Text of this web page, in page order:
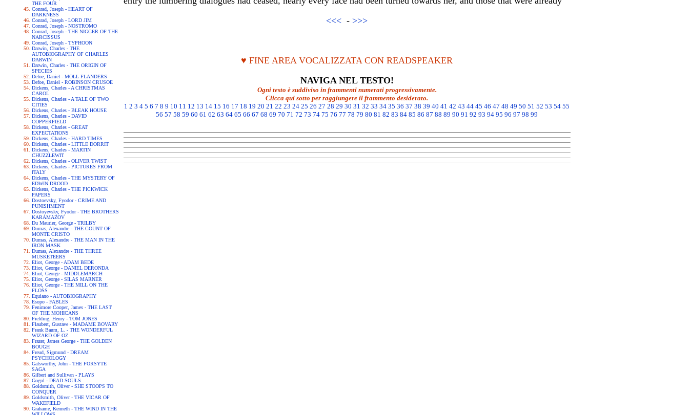
THE FOUR
Conrad, Joseph - HEART OF
DARKNESS
Conrad, Joseph - LORD JIM
Conrad, Joseph - NOSTROMO
Conrad, Joseph - THE NIGGER OF THE
NARCISSUS
Conrad, Joseph - TYPHOON
Darwin, Charles - THE
AUTOBIOGRAPHY OF CHARLES
DARWIN
Darwin, Charles - THE ORIGIN OF
SPECIES
Defoe, Daniel - MOLL FLANDERS
Defoe, Daniel - ROBINSON CRUSOE
Dickens, Charles - A CHRISTMAS
CAROL
Dickens, Charles - A TALE OF TWO
CITIES
Dickens, Charles - BLEAK HOUSE
Dickens, Charles - DAVID
COPPERFIELD
Dickens, Charles - GREAT
EXPECTATIONS
Dickens, Charles - HARD TIMES
Dickens, Charles - LITTLE DORRIT
Dickens, Charles - MARTIN
CHUZZLEWIT
Dickens, Charles - OLIVER TWIST
Dickens, Charles - PICTURES FROM
ITALY
Dickens, Charles - THE MYSTERY OF
EDWIN DROOD
Dickens, Charles - THE PICKWICK
PAPERS
Dostoevsky, Fyodor - CRIME AND
PUNISHMENT
Dostoyevsky, Fyodor - THE BROTHERS
KARAMAZOV
Du Maurier, George - TRILBY
Dumas, Alexandre - THE COUNT OF
MONTE CRISTO
Dumas, Alexandre - THE MAN IN THE
IRON MASK
Dumas, Alexandre - THE THREE
MUSKETEERS
Eliot, George - ADAM BEDE
Eliot, George - DANIEL DERONDA
Eliot, George - MIDDLEMARCH
Eliot, George - SILAS MARNER
Eliot, George - THE MILL ON THE
FLOSS
Equiano - AUTOBIOGRAPHY
Esopo - FABLES
Fenimore Cooper, James - THE LAST
OF THE MOHICANS
Fielding, Henry - TOM JONES
Flaubert, Gustave - MADAME BOVARY
Frank Baum, L. - THE WONDERFUL
WIZARD OF OZ
Frazer, James George - THE GOLDEN
BOUGH
Freud, Sigmund - DREAM
PSYCHOLOGY
Galsworthy, John - THE FORSYTE
SAGA
Gilbert and Sullivan - PLAYS
Gogol - DEAD SOULS
Goldsmith, Oliver - SHE STOOPS TO
CONQUER
Goldsmith, Oliver - THE VICAR OF
WAKEFIELD
Grahame, Kenneth - THE WIND IN THE
<<< - >>>
♥ FINE AREA VOCALIZZATA CON READSPEAKER
NAVIGA NEL TESTO!
Ogni testo è suddiviso in frammenti numerati progressivamente.
Clicca qui sotto per raggiungere il frammento desiderato.
1 2 3 4 5 6 7 8 9 10 11 12 13 14 15 16 17 18 19 20 21 22 23 24 25 26 27 28 29 30 31 32 33 34 35 36 37 38 39 40 41 42 43 44 45 46 47 48 49 50 51 52 53 54 55
56 57 58 59 60 61 62 63 64 65 66 67 68 69 70 71 72 73 74 75 76 77 78 79 80 81 82 83 84 85 86 87 88 89 90 91 92 93 94 95 96 97 98 99